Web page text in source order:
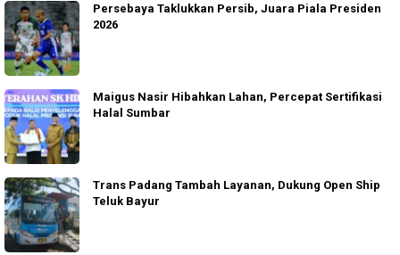
Persebaya Taklukkan Persib, Juara Piala Presiden
2026
Maigus Nasir Hibahkan Lahan, Percepat Sertifikasi
Halal Sumbar
Trans Padang Tambah Layanan, Dukung Open Ship
Teluk Bayur